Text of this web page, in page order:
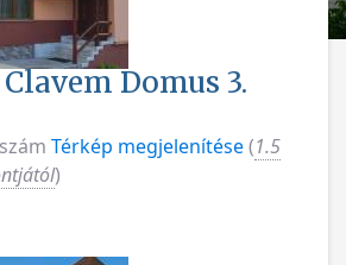
Domus 3.
Térkép megjelenítése(1.5
)